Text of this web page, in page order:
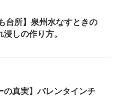
台所】泉州水なすときの
浸しの作り方。
の真実】バレンタインチ